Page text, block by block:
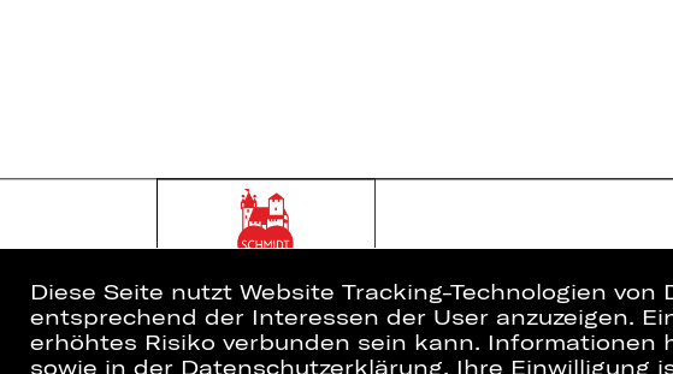
Diese Seite nutzt Website Tracking-Technologien
entsprechend der Interessen der User anzuzeigen.
erhöhtes Risiko verbunden sein kann. Informationen
sowie in der Datenschutzerklärung. Ihre Einwilligung